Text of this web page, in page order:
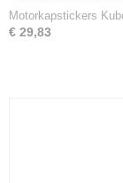
Motorkapstickers
€ 29,83